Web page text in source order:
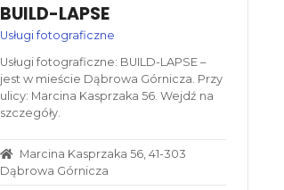
BUILD-LAPSE
Usługi fotograficzne
Usługi fotograficzne: BUILD-LAPSE –
jest w mieście Dąbrowa Górnicza. Przy
ulicy: Marcina Kasprzaka 56. Wejdź na
szczegóły.
Marcina Kasprzaka 56, 41-303
Dąbrowa Górnicza